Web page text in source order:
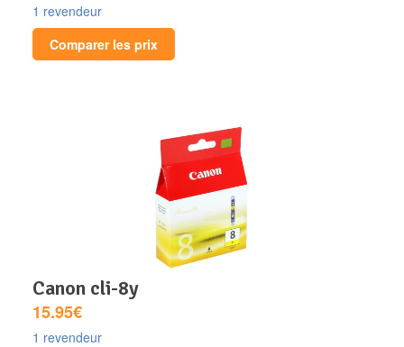
1 revendeur
Comparer les prix
canon cli-8y
15.95€
1 revendeur